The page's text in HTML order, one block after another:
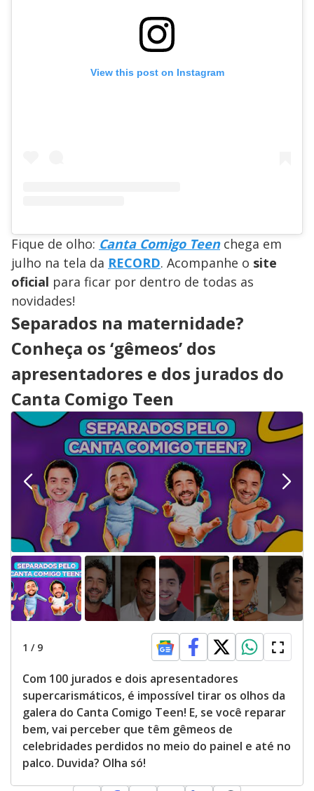
View this post on Instagram
Fique de olho: Canta Comigo Teen chega em
julho na tela da RECORD. Acompanhe o site
oficial para ficar por dentro de todas as
novidades!
Separados na maternidade?
Conheça os ‘gêmeos’ dos
apresentadores e dos jurados do
Canta Comigo Teen
1 / 9
Com 100 jurados e dois apresentadores
supercarismáticos, é impossível tirar os olhos da
galera do Canta Comigo Teen! E, se você reparar
bem, vai perceber que têm gêmeos de
celebridades perdidos no meio do painel e até no
palco. Duvida? Olha só!